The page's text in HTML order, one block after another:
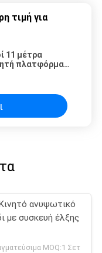
τιμή για
11 μέτρα
πλατφόρμα
ανυψωτικό
με συσκευή έλξης
MOQ:1 Σετ